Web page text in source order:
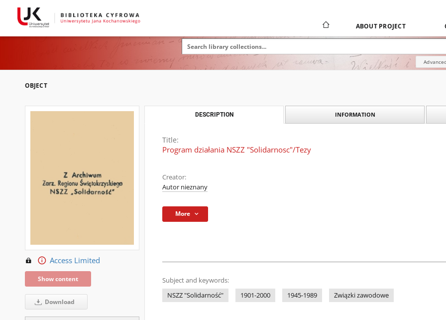
ABOUT PROJECT
OBJECT
Access Limited
Show content
Download
DESCRIPTION INFORMATION
Title:
Program działania NSZZ "Solidarnosc"/Tezy
Creator:
Autor nieznany
More
Subject and keywords:
NSZZ "Solidarność"
1901-2000 1945-1989 Związki zawodowe